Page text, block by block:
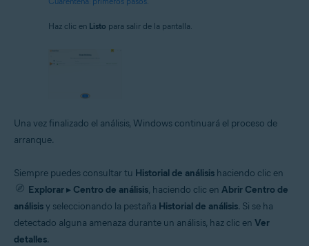
Haz clic en Listo para salir de la pantalla.
Una vez finalizado el análisis, Windows continuará el proceso de
arranque.
Siempre puedes consultar tu Historial de análisis haciendo clic en
Explorar▸ Centro de análisis, haciendo clic en Abrir Centro de
análisisy seleccionando la pestaña Historial de análisis. Si se ha
detectado alguna amenaza durante un análisis, haz clic en Ver
detalles.